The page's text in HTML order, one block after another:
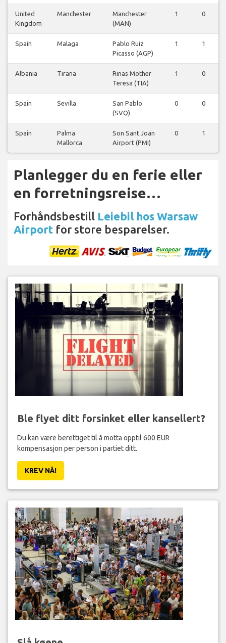
United
Kingdom
Manchester
Manchester
(MAN)
1 0
Spain Malaga
Pablo Ruiz
Picasso (AGP)
1 1
Albania Tirana
Rinas Mother
Teresa (TIA)
1 0
Spain Sevilla
San Pablo
(SVQ)
0 0
Spain
Palma
Mallorca
Son Sant Joan
Airport (PMI)
0 1
Planlegger du en ferie eller
en forretningsreise…
Forhåndsbestill Leiebil hos Warsaw
Airport for store besparelser.
Ble flyet ditt forsinket eller kansellert?
Du kan være berettiget til å motta opptil 600 EUR
kompensasjon per person i partiet ditt.
KREV NÅ!